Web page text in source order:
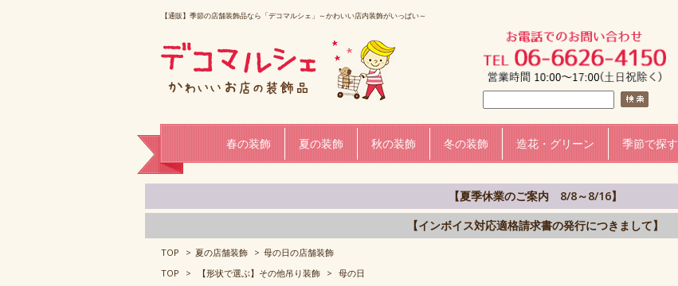
【通販】季節の店舗装飾品なら「デコマルシェ」～かわいい店内装飾がいっぱい～
春の装飾 夏の装飾 秋の装飾 冬の装飾 造花・グリーン 季節で探す
【夏季休業のご案内 8/8～8/16】
【インボイス対応適格請求書の発行につきまして】
TOP > 夏の店舗装飾 > 母の日の店舗装飾
TOP
> 【形状で選ぶ】その他吊り装飾 > 母の日